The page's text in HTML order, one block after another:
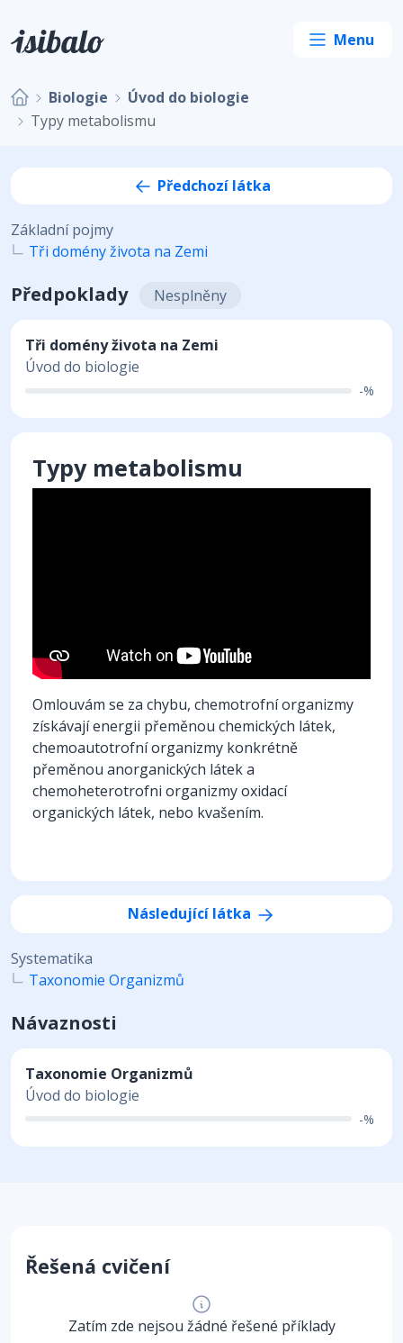
Biologie
Úvod do biologie
Typy metabolismu
Předchozí látka
Základní pojmy
Tři domény života na Zemi
Předpoklady Nesplněny
Tři domény života na Zemi
Úvod do biologie
-%
Typy metabolismu
Omlouvám se za chybu, chemotrofní organizmy
získávají energii přeměnou chemických látek,
chemoautotrofní organizmy konkrétně
přeměnou anorganických látek a
chemoheterotrofni organizmy oxidací
organických látek, nebo kvašením.
Následující látka
Systematika
Taxonomie Organizmů
Návaznosti
Taxonomie Organizmů
Úvod do biologie
-%
Řešená cvičení
Zatím zde nejsou žádné řešené příklady